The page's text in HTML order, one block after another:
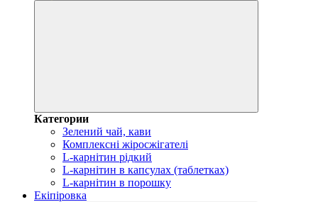
Категории
Зелений чай, кави
Комплексні жіросжігателі
L-карнітин рідкий
L-карнітин в капсулах (таблетках)
L-карнітин в порошку
Екіпіровка